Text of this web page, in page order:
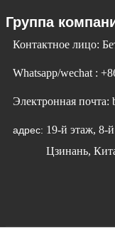
Группа
Контактное лицо:
Whatsapp/wechat :
Электронная почта:
адрес: 19-й этаж, 8-
Цзинань,